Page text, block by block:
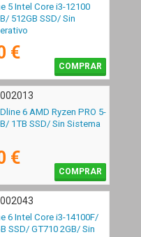
5 Intel Core i3-12100
512GB SSD/ Sin
€
COMPRAR
6 AMD Ryzen PRO 5-
1TB SSD/ Sin Sistema
€
COMPRAR
6 Intel Core i3-14100F/
SSD/ GT710 2GB/ Sin